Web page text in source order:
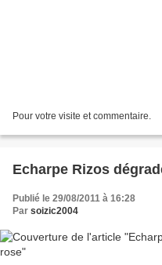
Pour votre visite et commentaire.
Echarpe Rizos
Publié le 29/08/2011 à 16:28
Par soizic2004